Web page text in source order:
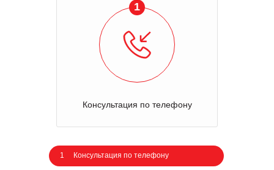
2
Отправка оборудования на осмотр
1 Консультация по телефону